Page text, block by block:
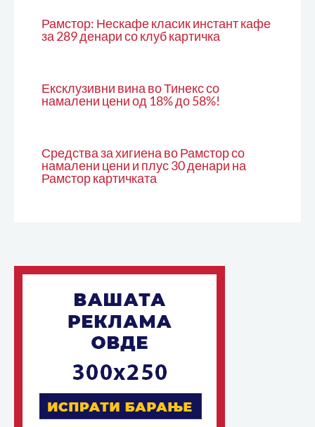
Рамстор: Нескафе класик инстант кафе
за 289 денари со клуб картичка
Ексклузивни вина во Тинекс со
намалени цени од 18% до 58%!
Средства за хигиена во Рамстор со
намалени цени и плус 30 денари на
Рамстор картичката